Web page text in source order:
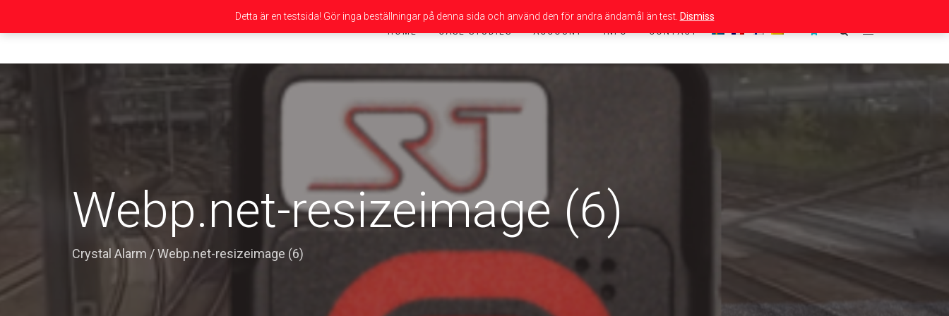
HOME CASE STUDIES ACCOUNT INFO CONTACT
Webp.net-resizeimage (6)
Crystal Alarm /Webp.net-resizeimage (6)
Detta är en testsida! Gör inga beställningar på denna sida och använd den för andra ändamål än test. Dismiss